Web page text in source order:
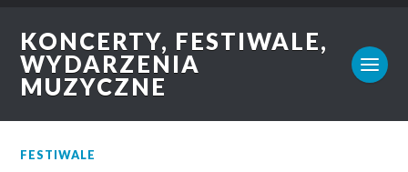
KONCERTY, FESTIWALE,
WYDARZENIA
MUZYCZNE
FESTIWALE